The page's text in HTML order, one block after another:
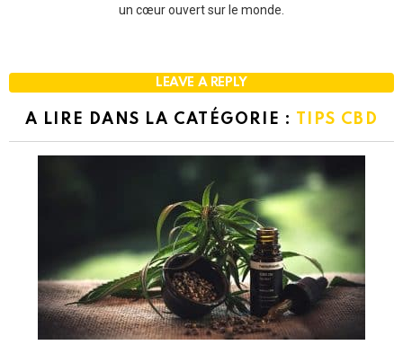
un cœur ouvert sur le monde.
LEAVE A REPLY
A LIRE DANS LA CATÉGORIE : TIPS CBD